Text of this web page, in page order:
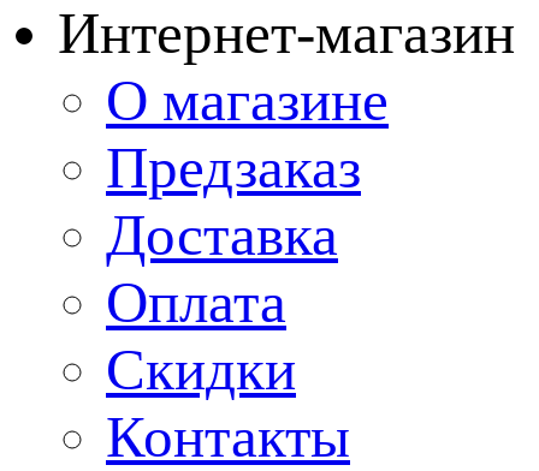
Интернет-магазин
О магазине
Предзаказ
Доставка
Оплата
Скидки
Контакты